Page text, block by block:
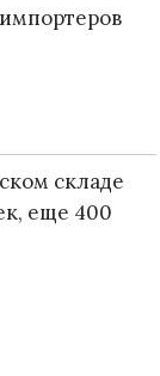
складе
еще 400